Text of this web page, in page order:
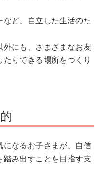
ど、自立した生活のた
にも、さまざまなお友
りできる場所をつくり
なるお子さまが、自信
み出すことを目指す支